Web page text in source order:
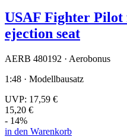
USAF Fighter
ejection seat
AERB 480192 · Aerobonus
1:48 · Modellbausatz
UVP: 17,59 €
15,20 €
- 14%
in den Warenkorb